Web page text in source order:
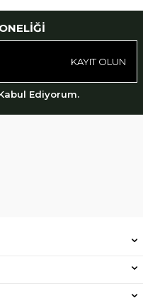
KAYIT OLUN
Ediyorum.